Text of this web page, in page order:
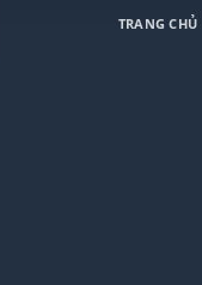
TRANG CHỦ